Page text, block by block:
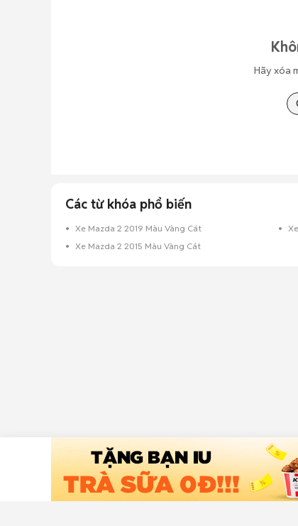
Hãy xóa
Các từ khóa phổ biến
Xe Mazda 2 2019 Màu Vàng Cát
Xe Mazda 2 2015 Màu Vàng Cát